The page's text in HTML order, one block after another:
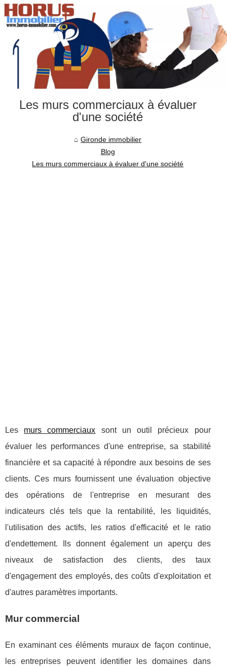
Les murs commerciaux à évaluer
d'une société
Gironde immobilier
Blog
Les murs commerciaux à évaluer d'une société
Les murs commerciaux sont un outil précieux pour
évaluer les performances d'une entreprise, sa stabilité
financière et sa capacité à répondre aux besoins de ses
clients. Ces murs fournissent une évaluation objective
des opérations de l'entreprise en mesurant des
indicateurs clés tels que la rentabilité, les liquidités,
l'utilisation des actifs, les ratios d'efficacité et le ratio
d'endettement. Ils donnent également un aperçu des
niveaux de satisfaction des clients, des taux
d'engagement des employés, des coûts d'exploitation et
d'autres paramètres importants.
Mur commercial
En examinant ces éléments muraux de façon continue,
les entreprises peuvent identifier les domaines dans